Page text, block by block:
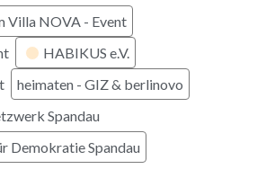
Villa NOVA - Event
HABIKUS e.V.
heimaten - GIZ & berlinovo
Spandau
Demokratie Spandau